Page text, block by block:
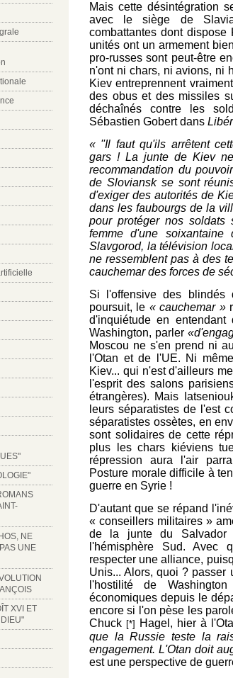
NE
UNE
XVI ET
Mais cette désintégration
avec le siège de
combattantes dont
unités ont un armement
pro-russes sont peut-être
n'ont ni chars, ni avions, ni
Kiev entreprennent
des obus et des missiles
déchaînés contre les
Sébastien Gobert dans
« ''Il faut qu'ils arrêtent
gars ! La junte de Kiev
recommandation du
de Sloviansk se sont
d'exiger des autorités de
dans les faubourgs de la
pour protéger nos
femme d'une
Slavgorod, la télévision
ne ressemblent pas à des
cauchemar des forces de
Si l'offensive des
poursuit, le « cauchemar »
d'inquiétude en entendant
Washington, parler
Moscou ne s'en prend ni
l'Otan et de l'UE. Ni
Kiev... qui n'est d'ailleurs
l'esprit des salons
étrangères). Mais
leurs séparatistes de l'est
séparatistes ossètes, en
sont solidaires de cette
plus les chars kiéviens
répression aura l'air
Posture morale difficile à
guerre en Syrie !
D'autant que se répand
« conseillers militaires »
de la junte du Salvador
l'hémisphère Sud. Avec
respecter une alliance,
Unis... Alors, quoi ? passer
l'hostilité de
économiques depuis le
encore si l'on pèse les
Chuck [*] Hagel, hier à
que la Russie teste la
engagement. L'Otan doit
est une perspective de